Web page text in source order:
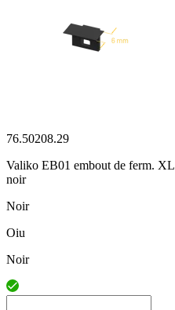
76.50208.29
Valiko EB01 embout de ferm. XL
noir
Noir
Oiu
Noir